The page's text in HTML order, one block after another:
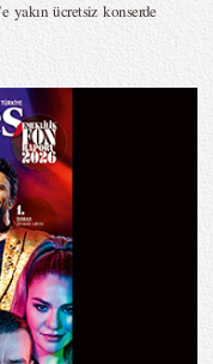
yakın ücretsiz konserde